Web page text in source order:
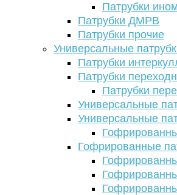
Патрубки
Патрубки ДМРВ
Патрубки прочие
Универсальные
Патрубки
Патрубки
Патрубки
Универсальные
Универсальные
Гофрированные